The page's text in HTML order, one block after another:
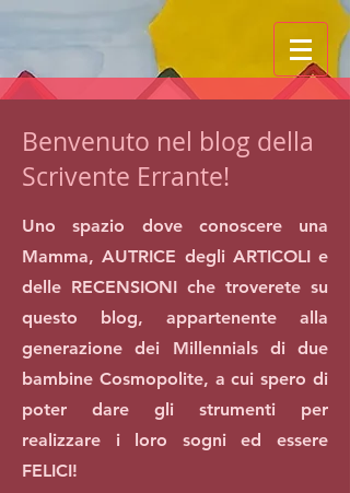
Benvenuto nel blog della
Scrivente Errante!
Uno spazio dove conoscere una
Mamma, AUTRICE degli ARTICOLI e
delle RECENSIONI che troverete su
questo blog, appartenente alla
generazione dei Millennials di due
bambine Cosmopolite, a cui spero di
poter dare gli strumenti per
realizzare i loro sogni ed essere
FELICI!